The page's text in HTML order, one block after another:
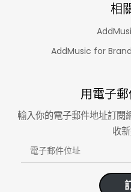
相
AddMusic for
用電子
輸入你的電子郵件地址訂閱
收
子